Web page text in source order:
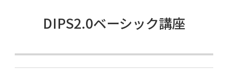
DIPS2.0ベーシック講座